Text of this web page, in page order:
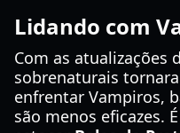
Lidando com
Com as atualizações
sobrenaturais
enfrentar Vampiros,
são menos eficazes.